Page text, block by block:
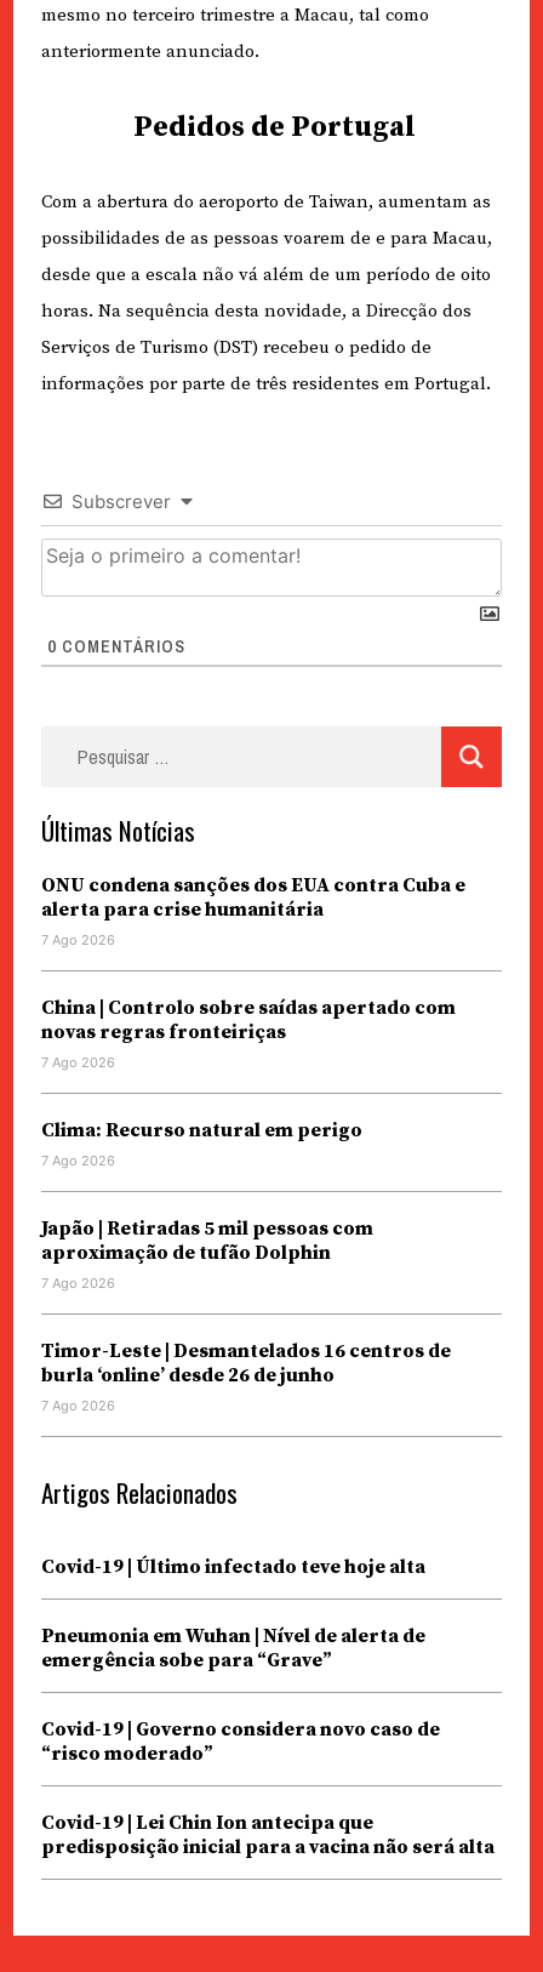
mesmo no terceiro trimestre a Macau, tal como
anteriormente anunciado.
Pedidos de Portugal
Com a abertura do aeroporto de Taiwan, aumentam as
possibilidades de as pessoas voarem de e para Macau,
desde que a escala não vá além de um período de oito
horas. Na sequência desta novidade, a Direcção dos
Serviços de Turismo (DST) recebeu o pedido de
informações por parte de três residentes em Portugal.
Subscrever
0 COMENTÁRIOS
Últimas Notícias
ONU condena sanções dos EUA contra Cuba e
alerta para crise humanitária
7 Ago 2026
China | Controlo sobre saídas apertado com
novas regras fronteiriças
7 Ago 2026
Clima: Recurso natural em perigo
7 Ago 2026
Japão | Retiradas 5 mil pessoas com
aproximação de tufão Dolphin
7 Ago 2026
Timor-Leste | Desmantelados 16 centros de
burla ‘online’ desde 26 de junho
7 Ago 2026
Artigos Relacionados
Covid-19 | Último infectado teve hoje alta
Pneumonia em Wuhan | Nível de alerta de
emergência sobe para “Grave”
Covid-19 | Governo considera novo caso de
“risco moderado”
Covid-19 | Lei Chin Ion antecipa que
predisposição inicial para a vacina não será alta